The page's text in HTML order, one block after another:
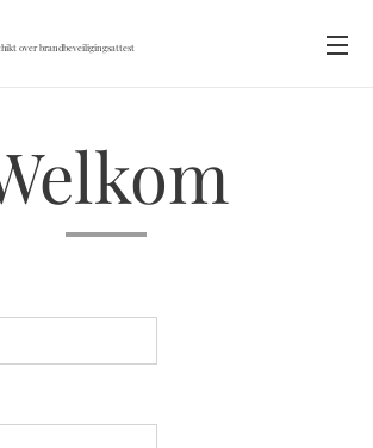
over brandbeveiligingsattest